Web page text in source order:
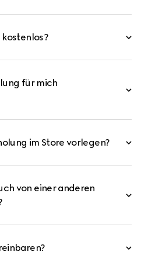
für mich
im Store vorlegen?
von einer anderen